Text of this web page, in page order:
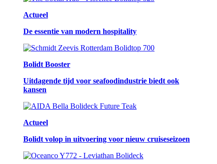
Actueel
De essentie van modern hospitality
Bolidt Booster
Uitdagende tijd voor seafoodindustrie biedt ook
kansen
Actueel
Bolidt volop in uitvoering voor nieuw cruiseseizoen